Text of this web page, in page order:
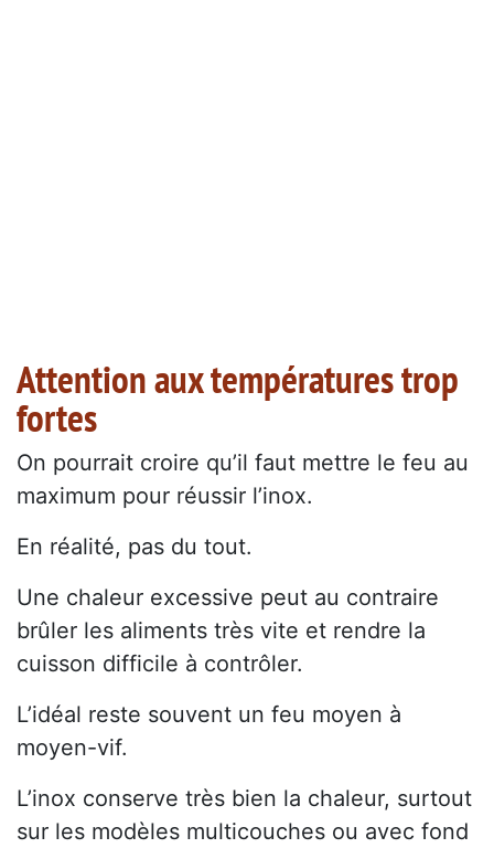
Attention aux températures trop
fortes
On pourrait croire qu’il faut mettre le feu au
maximum pour réussir l’inox.
En réalité, pas du tout.
Une chaleur excessive peut au contraire
brûler les aliments très vite et rendre la
cuisson difficile à contrôler.
L’idéal reste souvent un feu moyen à
moyen-vif.
L’inox conserve très bien la chaleur, surtout
sur les modèles multicouches ou avec fond